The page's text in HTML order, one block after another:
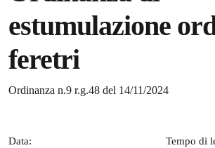
estumulazione
feretri
Dettagli della notizia
Ordinanza n.9 r.g.48 del 14/11/2024
Data: Tempo di